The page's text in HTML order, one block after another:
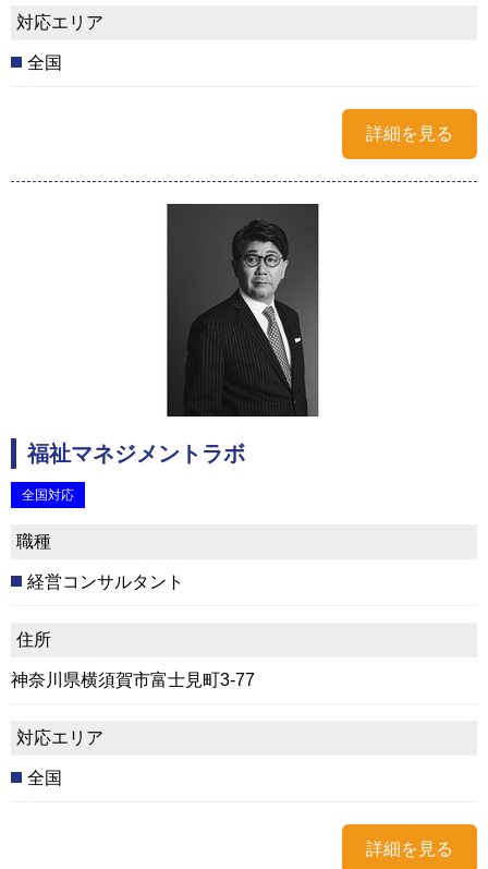
対応エリア
全国
詳細を見る
福祉マネジメントラボ
全国対応
職種
経営コンサルタント
住所
神奈川県横須賀市富士見町3-77
対応エリア
全国
詳細を見る